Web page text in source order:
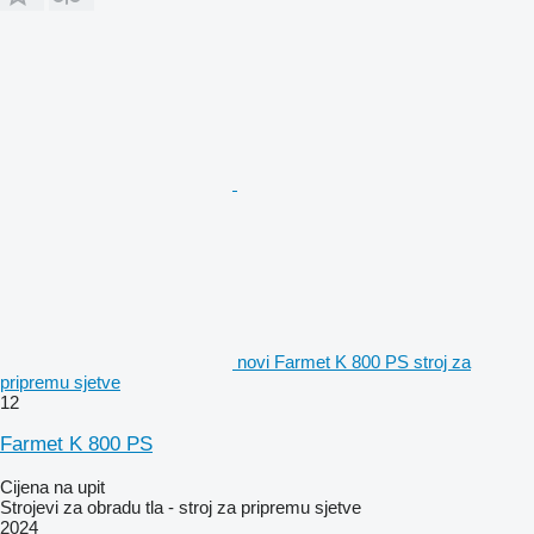
novi Farmet K 800 PS stroj za
pripremu sjetve
12
Farmet K 800 PS
Cijena na upit
Strojevi za obradu tla - stroj za pripremu sjetve
2024